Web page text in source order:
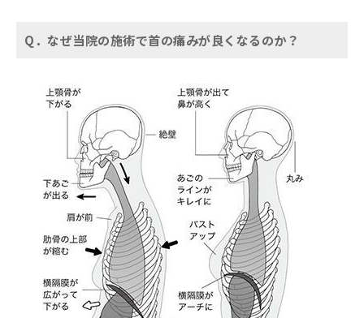
Q．なぜ当院の施術で首の痛みが良くなるのか？